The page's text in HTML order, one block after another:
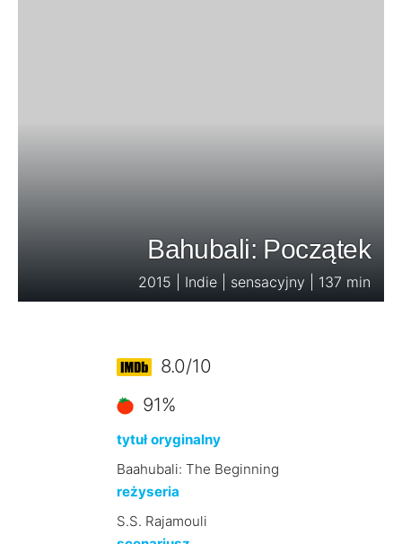
Bahubali: Początek
2015 | Indie | sensacyjny | 137 min
8.0/10
91%
tytuł oryginalny
Baahubali: The Beginning
reżyseria
S.S. Rajamouli